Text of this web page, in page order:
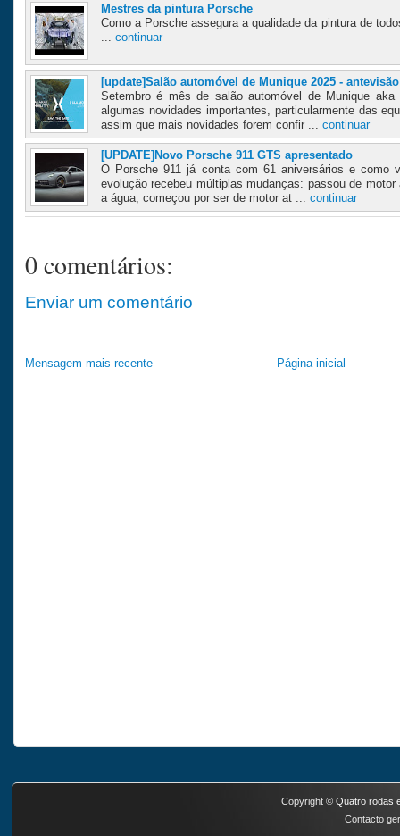
Mestres da pintura Porsche
Como a Porsche assegura a qualidade da pintura de
continuar
[update]Salão automóvel de Munique 2025 - antevisão
Setembro é mês de salão automóvel de Munique
algumas novidades importantes, particularmente das
assim que mais novidades forem confir ... continuar
[UPDATE]Novo Porsche 911 GTS apresentado
O Porsche 911 já conta com 61 aniversários e como
evolução recebeu múltiplas mudanças: passou de
a água, começou por ser de motor at ... continuar
0 comentários:
Enviar um comentário
Mensagem mais recente Página inicial
Copyright © Quatro rodas
Contacto